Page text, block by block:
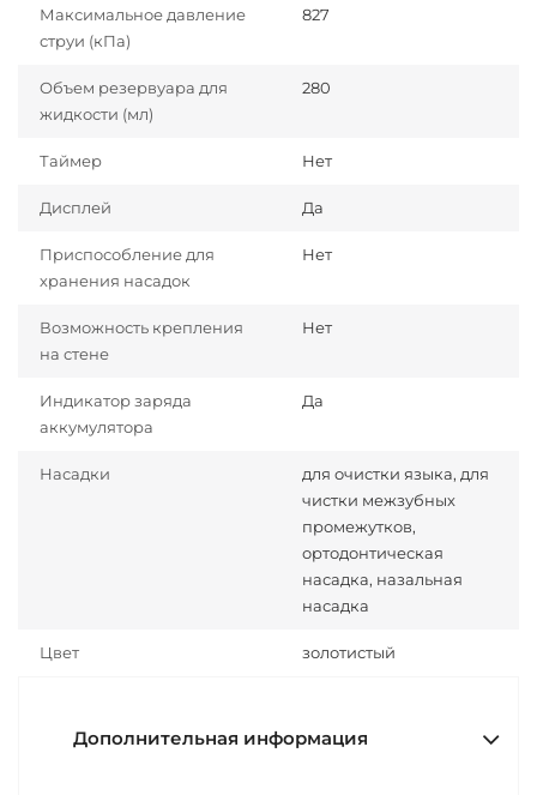
Максимальное давление
струи (кПа)
827
Объем резервуара для
жидкости (мл)
280
Таймер Нет
Дисплей Да
Приспособление для
хранения насадок
Нет
Возможность крепления
на стене
Нет
Индикатор заряда
аккумулятора
Да
Насадки
для очистки языка, для
чистки межзубных
промежутков,
ортодонтическая
насадка, назальная
насадка
Цвет золотистый
Дополнительная информация